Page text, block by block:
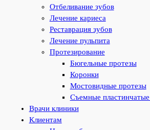
Отбеливание зубов
Лечение кариеса
Реставрация зубов
Лечение пульпита
Протезирование
Бюгельные протезы
Коронки
Мостовидные протезы
Съемные
Врачи клиники
Клиентам